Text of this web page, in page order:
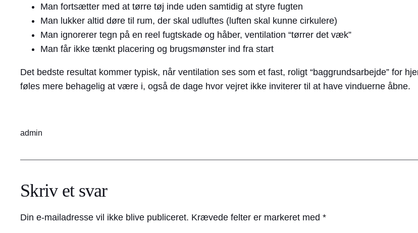
Man fortsætter med at tørre tøj inde uden samtidig at styre fugten
Man lukker altid døre til rum, der skal udluftes (luften skal kunne cirkulere)
Man ignorerer tegn på en reel fugtskade og håber, ventilation “tørrer det væk”
Man får ikke tænkt placering og brugsmønster ind fra start
Det bedste resultat kommer typisk, når ventilation ses som et fast, roligt “baggrundsarbejde” for
føles mere behagelig at være i, også de dage hvor vejret ikke inviterer til at have vinduerne åbne.
admin
Skriv et svar
Din e-mailadresse vil ikke blive publiceret. Krævede felter er markeret med *